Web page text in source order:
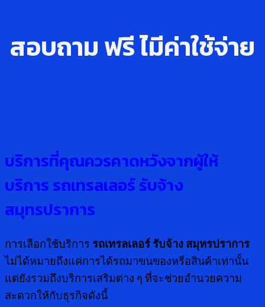
สอบถาม ฟรี ไ่มีค่าใช้จ่าย
บริการที่คุณควรคาดหวังจากผู้ให้
บริการ รถเทรลเลอร์ รับจ้าง
สมุทรปราการ
การเลือกใช้บริการ รถเทรลเลอร์ รับจ้าง สมุทรปราการ
ไม่ได้หมายถึงแค่การได้รถมาขนของหรือสินค้าเท่านั้น
แต่ยังรวมถึงบริการเสริมต่าง ๆ ที่จะช่วยอำนวยความ
สะดวกให้กับธุรกิจดังนี้